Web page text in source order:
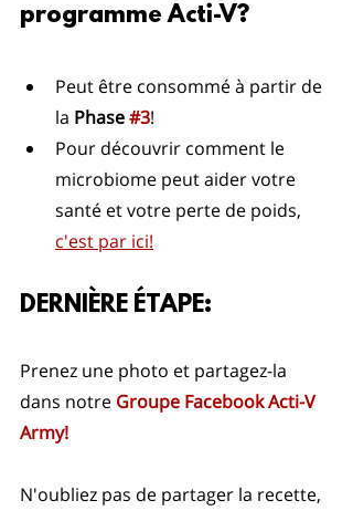
programme Acti-V?
Peut être consommé à partir de
la Phase #3!
Pour découvrir comment le
microbiome peut aider votre
santé et votre perte de poids,
c'est par ici!
DERNIÈRE ÉTAPE:
Prenez une photo et partagez-la
dans notre Groupe Facebook Acti-V
Army!
N'oubliez pas de partager la recette,